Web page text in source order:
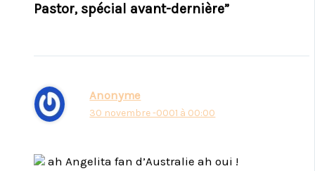
Pastor, spécial avant-dernière”
Anonyme
30 novembre -0001 à 00:00
ah Angelita fan d’Australie ah oui !